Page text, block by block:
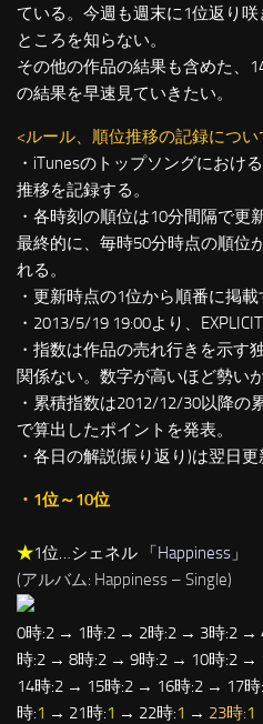
ている。今週も週末に1位返り
ところを知らない。
その他の作品の結果も含めた、
の結果を早速見ていきたい。
<ルール、順位推移の記録につい
・iTunesのトップソングにおけ
推移を記録する。
・各時刻の順位は10分間隔で更新
最終的に、毎時50分時点の順位
れる。
・更新時点の1位から順番に掲載
・2013/5/19 19:00より、
・指数は作品の売れ行きを示す
関係ない。数字が高いほど勢い
・累積指数は2012/12/30以降の
で算出したポイントを発表。
・各日の解説(振り返り)は翌日更
・1位～10位
★1位…シェネル 「Happiness 」
(アルバム: Happiness – Single)
0時:2 → 1時:2 → 2時:2 → 3時:2
時:2 → 8時:2 → 9時:2 → 10時:2 →
14時:2 → 15時:2 → 16時:2 → 17
時:1 → 21時:1 → 22時:1 → 23時:1